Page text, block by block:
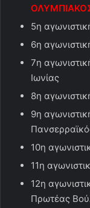
5η
6η
7η
Ιωνίας
8η
9η
10η
11η
12η
Πρωτέας